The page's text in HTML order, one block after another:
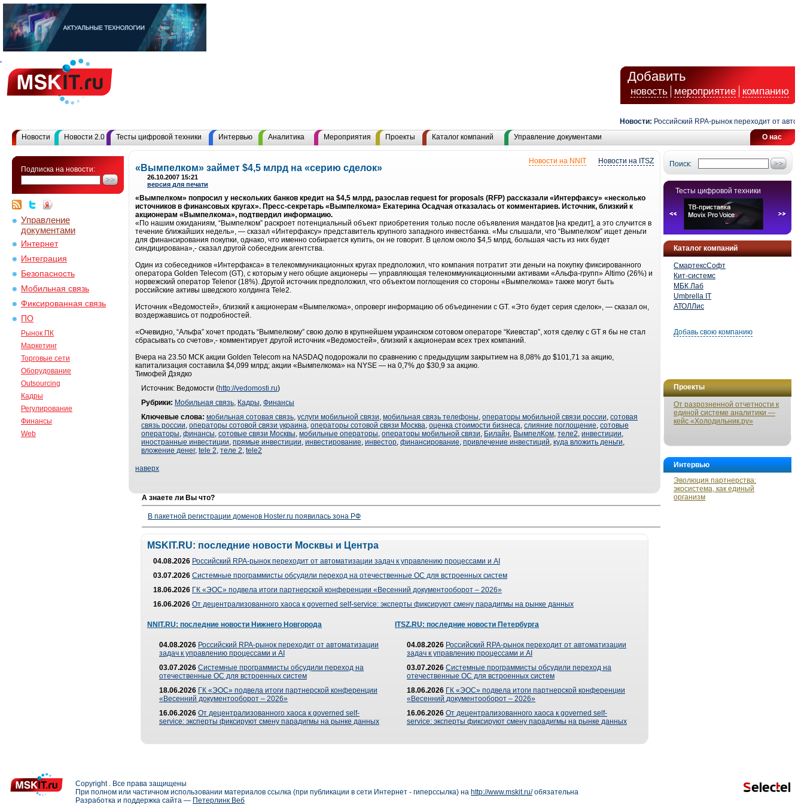
Добавить
новость мероприятие компанию
Новости: Российский RPA-рынок переходит от
О нас
Новости Новости 2.0 Тесты цифровой техники Интервью Аналитика Мероприятия Проекты Каталог компаний Управление документами
Подписка на новости:
Управление
документами
Интернет
Интеграция
Безопасность
Мобильная связь
Фиксированная связь
ПО
Рынок ПК
Маркетинг
Торговые сети
Оборудование
Outsourcing
Кадры
Регулирование
Финансы
Web
Поиск:
Тесты цифровой техники
Каталог компаний
СмартексСофт
Кит-системс
МБК Лаб
Umbrella IT
АТОЛЛис
Добавь свою компанию
Проекты
От разрозненной отчетности к
единой системе аналитики —
кейс «Холодильник.ру»
Интервью
Эволюция партнерства:
экосистема, как единый
организм
Новости на ITSZ
Новости на NNIT
«Вымпелком» займет $4,5 млрд на «серию сделок»
26.10.2007 15:21
версия для печати
«Вымпелком» попросил у нескольких банков кредит на $4,5 млрд, разослав request for proposals (RFP) рассказали «Интерфаксу» «несколько
источников в финансовых кругах». Пресс-секретарь «Вымпелкома» Екатерина Осадчая отказалась от комментариев. Источник, близкий к
акционерам «Вымпелкома», подтвердил информацию.
«По нашим ожиданиям, “Вымпелком” раскроет потенциальный объект приобретения только после объявления мандатов [на кредит], а это случится в
течение ближайших недель», — сказал «Интерфаксу» представитель крупного западного инвестбанка. «Мы слышали, что “Вымпелком” ищет деньги
для финансирования покупки, однако, что именно собирается купить, он не говорит. В целом около $4,5 млрд, большая часть из них будет
синдицирована»,- сказал другой собеседник агентства.
Один из собеседников «Интерфакса» в телекоммуникационных кругах предположил, что компания потратит эти деньги на покупку фиксированного
оператора Golden Telecom (GT), с которым у него общие акционеры — управляющая телекоммуникационными активами «Альфа-групп» Altimo (26%) и
норвежский оператор Telenor (18%). Другой источник предположил, что объектом поглощения со стороны «Вымпелкома» также могут быть
российские активы шведского холдинга Tele2.
Источник «Ведомостей», близкий к акционерам «Вымпелкома», опроверг информацию об объединении с GT. «Это будет серия сделок», — сказал он,
воздержавшись от подробностей.
«Очевидно, “Альфа” хочет продать “Вымпелкому” свою долю в крупнейшем украинском сотовом операторе “Киевстар”, хотя сделку c GT я бы не стал
сбрасывать со счетов»,- комментирует другой источник «Ведомостей», близкий к акционерам всех трех компаний.
Вчера на 23.50 МСК акции Golden Telecom на NASDAQ подорожали по сравнению с предыдущим закрытием на 8,08% до $101,71 за акцию,
капитализация составила $4,099 млрд; акции «Вымпелкома» на NYSE — на 0,7% до $30,9 за акцию.
Тимофей Дзядко
Источник: Ведомости (http://vedomosti.ru)
Рубрики: Мобильная связь, Кадры, Финансы
Ключевые слова: мобильная сотовая связь, услуги мобильной связи, мобильная связь телефоны, операторы мобильной связи россии, сотовая
связь россии, операторы сотовой связи украина, операторы сотовой связи Москва, оценка стоимости бизнеса, слияние поглощение, сотовые
операторы, финансы, сотовые связи Москвы, мобильные операторы, операторы мобильной связи, Билайн, ВымпелКом, теле2, инвестиции,
иностранные инвестиции, прямые инвестиции, инвестирование, инвестор, финансирование, привлечение инвестиций, куда вложить деньги,
вложение денег, tele 2, теле 2, tele2
наверх
А знаете ли Вы что?
В пакетной регистрации доменов Hoster.ru появилась зона РФ
MSKIT.RU: последние новости Москвы и Центра
04.08.2026 Российский RPA-рынок переходит от автоматизации задач к управлению процессами и AI
03.07.2026 Системные программисты обсудили переход на отечественные ОС для встроенных систем
18.06.2026 ГК «ЭОС» подвела итоги партнерской конференции «Весенний документооборот – 2026»
16.06.2026 От децентрализованного хаоса к governed self-service: эксперты фиксируют смену парадигмы на рынке данных
NNIT.RU: последние новости Нижнего Новгорода
04.08.2026 Российский RPA-рынок переходит от автоматизации
задач к управлению процессами и AI
03.07.2026 Системные программисты обсудили переход на
отечественные ОС для встроенных систем
18.06.2026 ГК «ЭОС» подвела итоги партнерской конференции
«Весенний документооборот – 2026»
16.06.2026 От децентрализованного хаоса к governed self-
service: эксперты фиксируют смену парадигмы на рынке данных
ITSZ.RU: последние новости Петербурга
04.08.2026 Российский RPA-рынок переходит от автоматизации
задач к управлению процессами и AI
03.07.2026 Системные программисты обсудили переход на
отечественные ОС для встроенных систем
18.06.2026 ГК «ЭОС» подвела итоги партнерской конференции
«Весенний документооборот – 2026»
16.06.2026 От децентрализованного хаоса к governed self-
service: эксперты фиксируют смену парадигмы на рынке данных
Copyright . Все права защищены
При полном или частичном использовании материалов ссылка (при публикации в сети Интернет - гиперссылка) на http://www.mskit.ru/обязательна
Разработка и поддержка сайта — Петерлинк Веб